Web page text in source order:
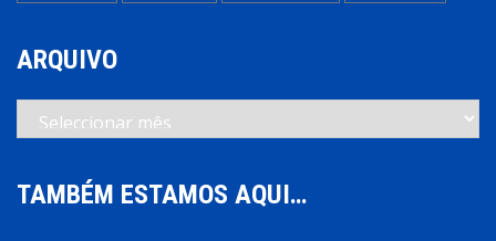
ARQUIVO
Arquivo
TAMBÉM ESTAMOS AQUI…